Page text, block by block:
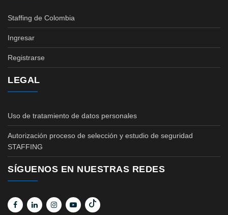
Staffing de Colombia
Ingresar
Registrarse
LEGAL
Uso de tratamiento de datos personales
Autorización proceso de selección y estudio de seguridad
STAFFING
SÍGUENOS EN NUESTRAS REDES